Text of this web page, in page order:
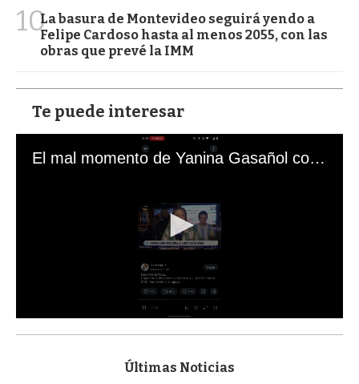
10La basura de Montevideo seguirá yendo a
Felipe Cardoso hasta al menos 2055, con las
obras que prevé la IMM
Te puede interesar
El mal momento de Yanina Gasañol con un hincha argentino en "Subrayado"
s
Últimas Noticias